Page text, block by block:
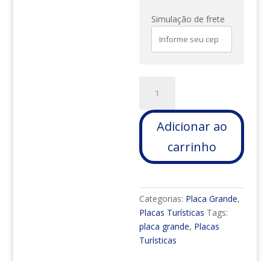
Simulação de frete
GRANDE
PAMPULHA
BELO
HORIZONTE
Adicionar ao
carrinho
Categorias: Placa Grande,
Placas Turísticas Tags:
placa grande, Placas
Turísticas